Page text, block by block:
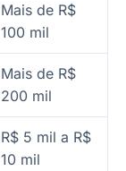
Mais de R$
100 mil
Mais de R$
200 mil
R$ 5 mil a R$
10 mil